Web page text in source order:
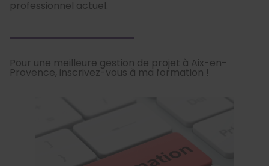
professionnel actuel.
Pour une meilleure gestion de projet à Aix-en-
Provence, inscrivez-vous à ma formation !